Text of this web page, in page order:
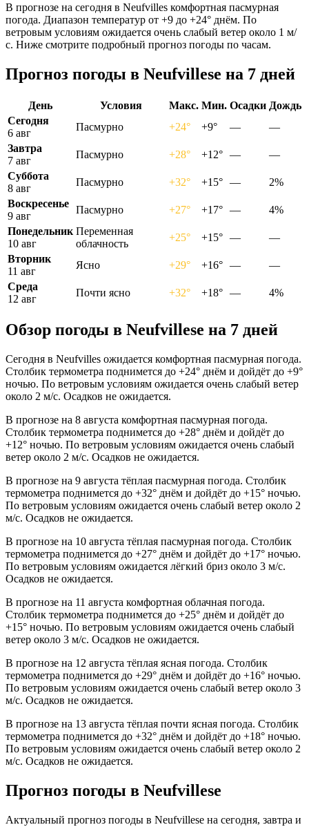
В прогнозе на сегодня в Neufvilles комфортная пасмурная
погода. Диапазон температур от +9 до +24° днём. По
ветровым условиям ожидается очень слабый ветер около 1 м/
с. Ниже смотрите подробный прогноз погоды по часам.
Прогноз погоды в Neufvillesе на 7 дней
День Условия Макс. Мин. Осадки Дождь
Сегодня
6 авг
Пасмурно +24° +9° —
—
Завтра
7 авг
Пасмурно +28° +12° —
—
Суббота
8 авг
Пасмурно +32° +15° —
2%
Воскресенье
9 авг
Пасмурно +27° +17° —
4%
Понедельник
10 авг
Переменная
облачность
+25° +15° —
—
Вторник
11 авг
Ясно +29° +16° —
—
Среда
12 авг
Почти ясно +32° +18° — 4%
Обзор погоды в Neufvillesе на 7 дней
Сегодня в Neufvilles ожидается комфортная пасмурная погода.
Столбик термометра поднимется до +24° днём и дойдёт до +9°
ночью. По ветровым условиям ожидается очень слабый ветер
около 2 м/с. Осадков не ожидается.
В прогнозе на 8 августа комфортная пасмурная погода.
Столбик термометра поднимется до +28° днём и дойдёт до
+12° ночью. По ветровым условиям ожидается очень слабый
ветер около 2 м/с. Осадков не ожидается.
В прогнозе на 9 августа тёплая пасмурная погода. Столбик
термометра поднимется до +32° днём и дойдёт до +15° ночью.
По ветровым условиям ожидается очень слабый ветер около 2
м/с. Осадков не ожидается.
В прогнозе на 10 августа тёплая пасмурная погода. Столбик
термометра поднимется до +27° днём и дойдёт до +17° ночью.
По ветровым условиям ожидается лёгкий бриз около 3 м/с.
Осадков не ожидается.
В прогнозе на 11 августа комфортная облачная погода.
Столбик термометра поднимется до +25° днём и дойдёт до
+15° ночью. По ветровым условиям ожидается очень слабый
ветер около 3 м/с. Осадков не ожидается.
В прогнозе на 12 августа тёплая ясная погода. Столбик
термометра поднимется до +29° днём и дойдёт до +16° ночью.
По ветровым условиям ожидается очень слабый ветер около 3
м/с. Осадков не ожидается.
В прогнозе на 13 августа тёплая почти ясная погода. Столбик
термометра поднимется до +32° днём и дойдёт до +18° ночью.
По ветровым условиям ожидается очень слабый ветер около 2
м/с. Осадков не ожидается.
Прогноз погоды в Neufvillesе
Актуальный прогноз погоды в Neufvillesе на сегодня, завтра и